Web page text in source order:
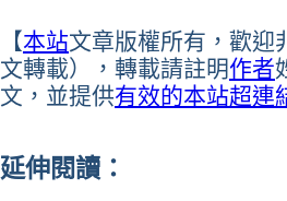
【本站文章版權所有，歡迎
文轉載），轉載請註明作者
文，並提供有效的本站超連
延伸閱讀：